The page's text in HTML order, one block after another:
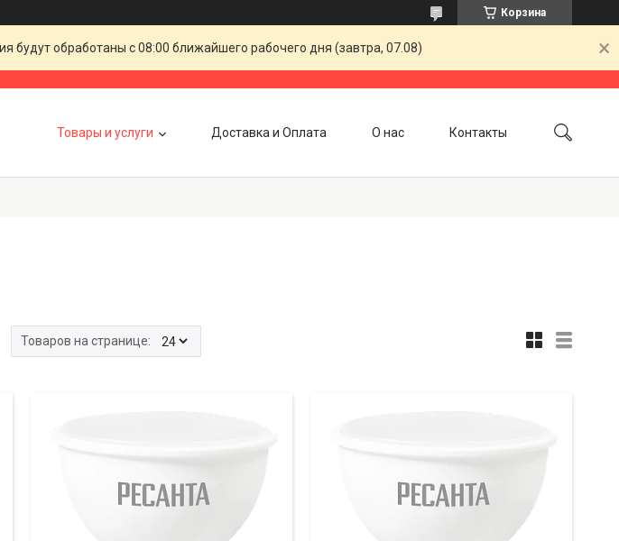
Корзина
будут обработаны с 08:00 ближайшего рабочего дня (завтра, 07.08)
Товары и услуги Доставка и Оплата О нас Контакты